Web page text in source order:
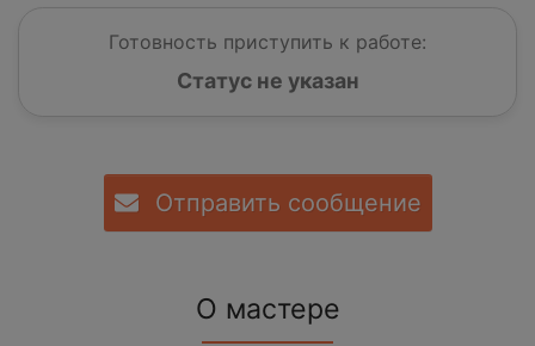
Готовность приступить к работе:
Статус не указан
Отправить сообщение
О мастере